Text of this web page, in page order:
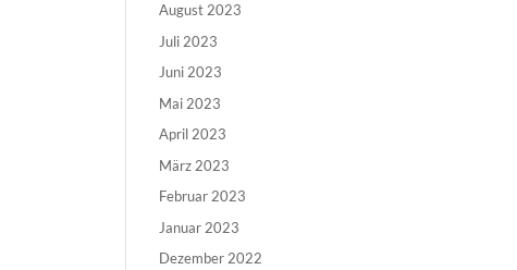
August 2023
Juli 2023
Juni 2023
Mai 2023
April 2023
März 2023
Februar 2023
Januar 2023
Dezember 2022